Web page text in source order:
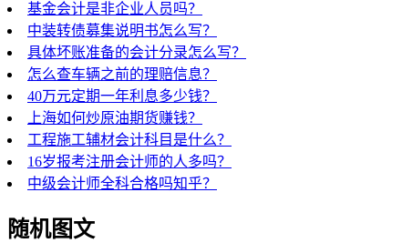
基金会计是非企业人员吗？
中装转债募集说明书怎么写？
具体坏账准备的会计分录怎么写？
怎么查车辆之前的理赔信息？
40万元定期一年利息多少钱？
上海如何炒原油期货赚钱？
工程施工辅材会计科目是什么？
16岁报考注册会计师的人多吗？
中级会计师全科合格吗知乎？
随机图文